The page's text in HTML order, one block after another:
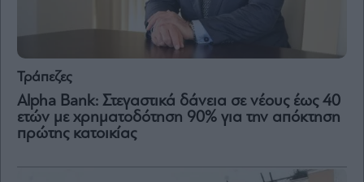
Τράπεζες
Alpha Bank: Στεγαστικά δάνεια σε νέους έως 40
ετών με χρηματοδότηση 90% για την απόκτηση
πρώτης κατοικίας